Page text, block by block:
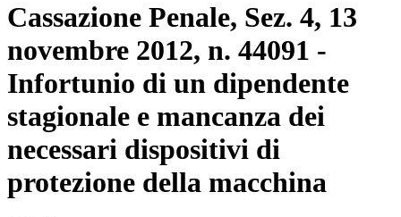
Cassazione Penale, Sez. 4, 13
novembre 2012, n. 44091 -
Infortunio di un dipendente
stagionale e mancanza dei
necessari dispositivi di
protezione della macchina